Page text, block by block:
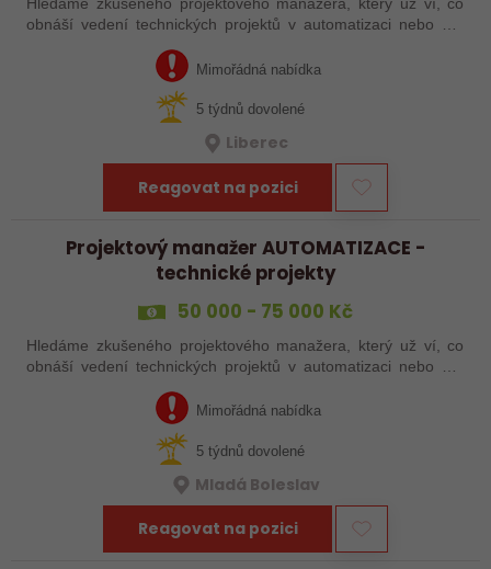
Hledáme zkušeného projektového manažera, který už ví, co
obnáší vedení technických projektů v automatizaci nebo má
zkušenosti s automatizačními výrobními linkami. S rostoucím
objemem zakázek proto…Mimořádná nabídka
5 týdnů dovolené
Liberec
Reagovat na pozici
Projektový manažer AUTOMATIZACE -
technické projekty
50 000 - 75 000 Kč
Hledáme zkušeného projektového manažera, který už ví, co
obnáší vedení technických projektů v automatizaci nebo má
objemem zakázek proto…Mimořádná nabídka
5 týdnů dovolené
Mladá Boleslav
Reagovat na pozici